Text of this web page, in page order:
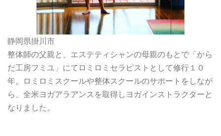
静岡県掛川市
整体師の父親と、エステティシャンの母親のもとで「から
だ工房フミユ」にてロミロミセラピストとして修行１０
年。ロミロミスクールや整体スクールのサポートをしなが
ら、全米ヨガアラアンスを取得しヨガインストラクターと
なりました。